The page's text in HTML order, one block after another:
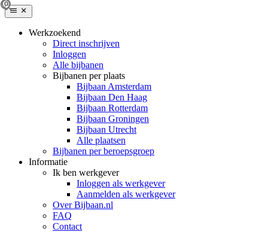
Werkzoekend
Direct inschrijven
Inloggen
Alle bijbanen
Bijbanen per plaats
Bijbaan Amsterdam
Bijbaan Den Haag
Bijbaan Rotterdam
Bijbaan Groningen
Bijbaan Utrecht
Alle plaatsen
Bijbanen per beroepsgroep
Informatie
Ik ben werkgever
Inloggen als werkgever
Aanmelden als werkgever
Over Bijbaan.nl
FAQ
Contact